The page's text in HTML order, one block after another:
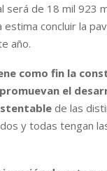
será de 18 mil 923
estima concluir la
año.
como fin la
el
de las
y todas tengan